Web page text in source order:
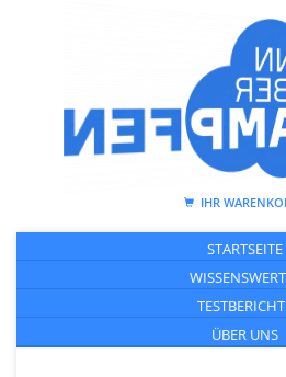
IHR
STARTSEITE
ÜBER UNS